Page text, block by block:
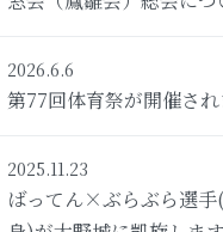
2026.6.6
第77回体育祭が開催さ
2025.11.23
ばってん×ぶらぶら選手